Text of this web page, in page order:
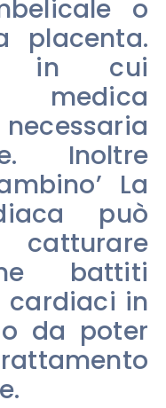
o
placenta.
in cui
medica
Inoltre
La
può
battiti
in
da poter